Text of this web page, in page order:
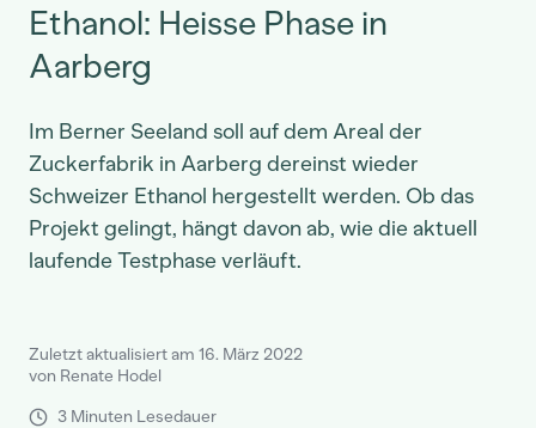
Ethanol: Heisse Phase in
Aarberg
Im Berner Seeland soll auf dem Areal der
Zuckerfabrik in Aarberg dereinst wieder
Schweizer Ethanol hergestellt werden. Ob das
Projekt gelingt, hängt davon ab, wie die aktuell
laufende Testphase verläuft.
Zuletzt aktualisiert am 16. März 2022
von Renate Hodel
3 Minuten Lesedauer